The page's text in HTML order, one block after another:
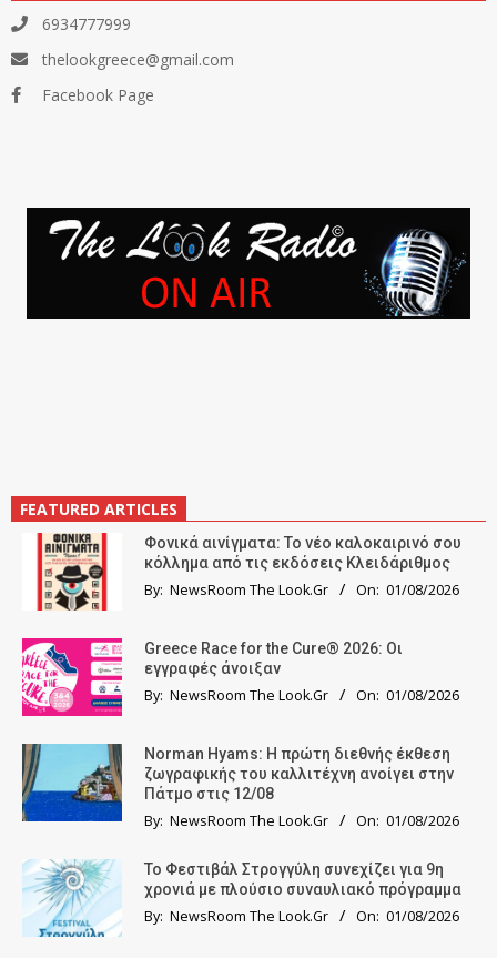
6934777999
thelookgreece@gmail.com
Facebook Page
FEATURED ARTICLES
Φονικά αινίγματα: Το νέο καλοκαιρινό σου
κόλλημα από τις εκδόσεις Κλειδάριθμος
By: NewsRoom The Look.Gr On: 01/08/2026
Greece Race for the Cure® 2026: Οι
εγγραφές άνοιξαν
By: NewsRoom The Look.Gr On: 01/08/2026
Norman Hyams: Η πρώτη διεθνής έκθεση
ζωγραφικής του καλλιτέχνη ανοίγει στην
Πάτμο στις 12/08
By: NewsRoom The Look.Gr On: 01/08/2026
Το Φεστιβάλ Στρογγύλη συνεχίζει για 9η
χρονιά με πλούσιο συναυλιακό πρόγραμμα
By: NewsRoom The Look.Gr On: 01/08/2026